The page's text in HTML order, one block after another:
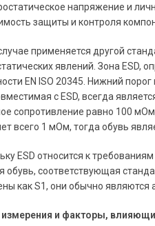
напряжение и
защиты и контроля
применяется другой
явлений. Зона ESD,
EN ISO 20345. Нижний
с ESD, всегда
сопротивление равно 100
всего 1 мОм, тогда обувь
ESD относится к
обувь, соответствующая
как S1, они обычно являются
и факторы,